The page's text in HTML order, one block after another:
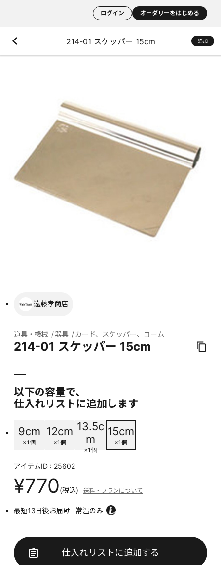
ログイン オーダリーをはじめる
214-01 スケッパー 15cm 追加
遠藤孝商店
道具・機械 器具 カード、スケッパー、コーム
214-01 スケッパー 15cm
以下の容量で、
仕入れリストに追加します
9cm
×1個
12cm
×1個
13.5c
m
×1個
15cm
×1個
アイテムID : 25602
¥770(税込) 送料・プランについて
最短13日後お届け 常温のみ
仕入れリストに追加する